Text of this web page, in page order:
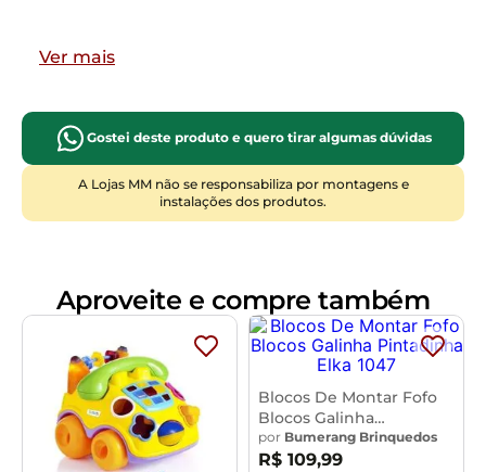
Material: Plástico.
Especificações:
Marca: Dismat.
Ref.: MK380.
Dimensões aproximadas da embalagem (AxLxP) 29 x
Certificado INMETRO: CE-BRI/IQB 1312 - NM 300/2002 -
Ver mais
Gostei deste produto e quero tirar algumas dúvidas
A Lojas MM não se responsabiliza por montagens e
instalações dos produtos.
Aproveite e compre também
Blocos De Montar Fofo
Blocos Galinha
Pintadinha Elka 1047
por Bumerang Brinquedos
R$ 109,99